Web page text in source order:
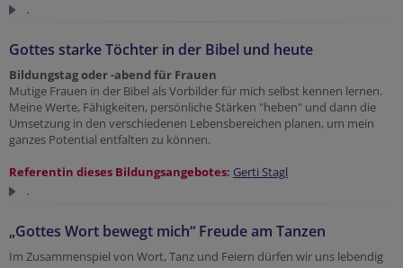
.
Gottes starke Töchter in der Bibel und heute
Bildungstag oder -abend für Frauen
Mutige Frauen in der Bibel als Vorbilder für mich selbst kennen lernen.
Meine Werte, Fähigkeiten, persönliche Stärken "heben" und dann die
Umsetzung in den verschiedenen Lebensbereichen planen, um mein
ganzes Potential entfalten zu können.
Referentin dieses Bildungsangebotes: Gerti Stagl
.
„Gottes Wort bewegt mich“ Freude am Tanzen
Im Zusammenspiel von Wort, Tanz und Feiern dürfen wir uns lebendig